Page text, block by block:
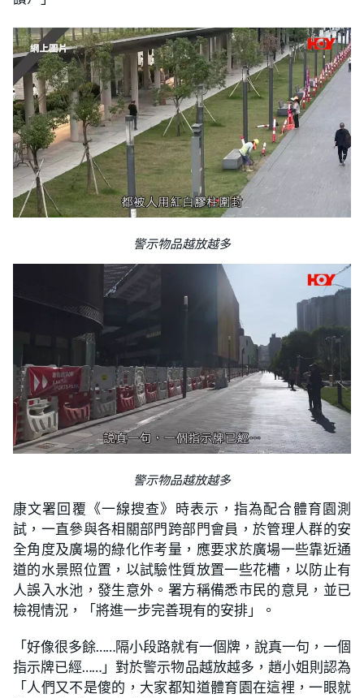
警示物品越放越多
警示物品越放越多
康文署回覆《一線搜查》時表示，指為配合體育園測
試，一直參與各相關部門跨部門會員，於管理人群的安
全角度及廣場的綠化作考量，應要求於廣場一些靠近通
道的水景照位置，以試驗性質放置一些花槽，以防止有
人誤入水池，發生意外。署方稱備悉市民的意見，並已
檢視情況，「將進一步完善現有的安排」。
「好像很多餘……隔小段路就有一個牌，說真一句，一個
指示牌已經……」對於警示物品越放越多，趙小姐則認為
「人們又不是傻的，大家都知道體育園在這裡，一眼就